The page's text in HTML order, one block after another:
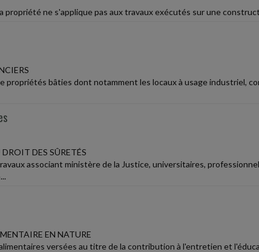
propriété ne s'applique pas aux travaux exécutés sur une
propriétés bâties dont notamment les locaux à usage industriel,
DROIT DES SÛRETÉS
associant ministère de la Justice, universitaires,
EN NATURE
versées au titre de la contribution à l'entretien et